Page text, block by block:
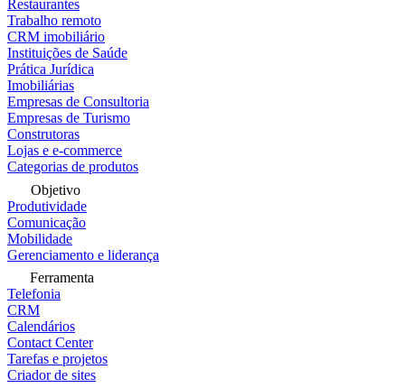
Restaurantes
Trabalho remoto
CRM imobiliário
Instituições de Saúde
Prática Jurídica
Imobiliárias
Empresas de Consultoria
Empresas de Turismo
Construtoras
Lojas e e-commerce
Categorias de produtos
Objetivo
Produtividade
Comunicação
Mobilidade
Gerenciamento e liderança
Ferramenta
Telefonia
CRM
Calendários
Contact Center
Tarefas e projetos
Criador de sites